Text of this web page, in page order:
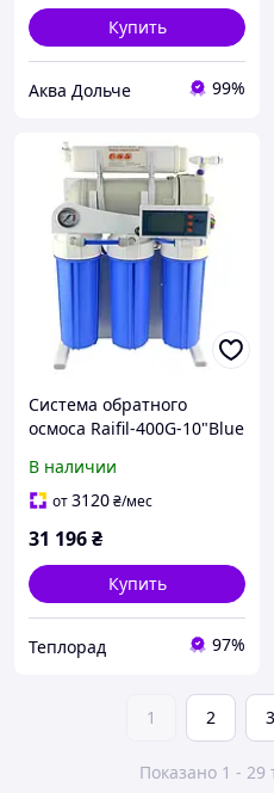
Купить
Аква Дольче 99%
Система обратного
осмоса Raifil-400G-10"Blue
В наличии
от3120₴/мес
31 196₴
Купить
Теплорад 97%
1 2 3
Показано 1 - 29